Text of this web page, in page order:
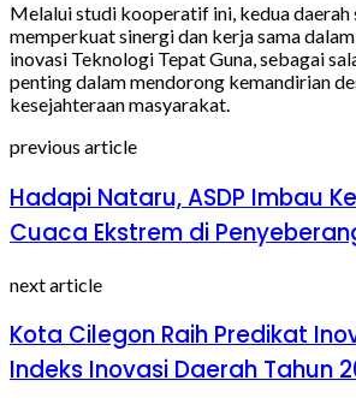
Melalui studi kooperatif ini, kedua daerah
memperkuat sinergi dan kerja sama
inovasi Teknologi Tepat Guna, sebagai
penting dalam mendorong kemandirian
kesejahteraan masyarakat.
previous article
Hadapi Nataru, ASDP Imbau
Cuaca Ekstrem di
next article
Kota Cilegon Raih Predikat
Indeks Inovasi Daerah Tahun